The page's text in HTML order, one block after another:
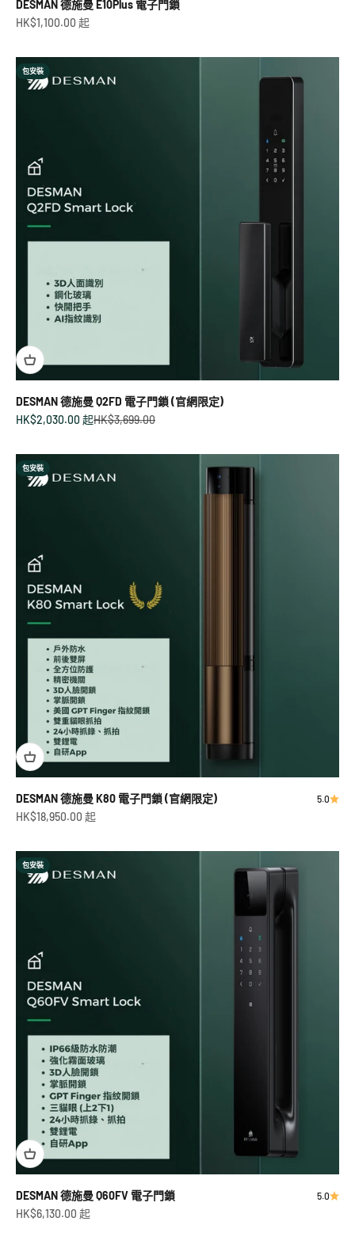
DESMAN 德施曼 E10Plus 電子門鎖
促銷價
HK$1,100.00 起
包安裝
DESMAN 德施曼 Q2FD 電子門鎖 (官網限定)
促銷價
HK$2,030.00 起原價
HK$3,699.00
包安裝
DESMAN 德施曼 K80 電子門鎖 (官網限定) 5.0
促銷價
HK$18,950.00 起
包安裝
DESMAN 德施曼 Q60FV 電子門鎖 5.0
促銷價
HK$6,130.00 起